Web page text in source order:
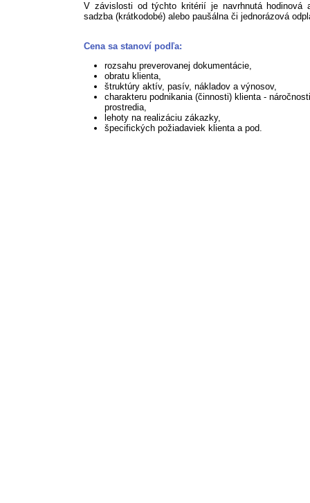
V závislosti od týchto kritérií je navrhnutá hodinová
sadzba (krátkodobé) alebo paušálna či jednorázová
Cena sa stanoví podľa:
rozsahu preverovanej dokumentácie,
obratu klienta,
štruktúry aktív, pasív, nákladov a výnosov,
charakteru podnikania (činnosti) klienta -
prostredia,
lehoty na realizáciu zákazky,
špecifických požiadaviek klienta a pod.